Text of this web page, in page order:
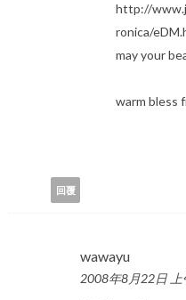
http://
ronica/
may your
warm bless
回覆
wawayu
2008年8月22日 上